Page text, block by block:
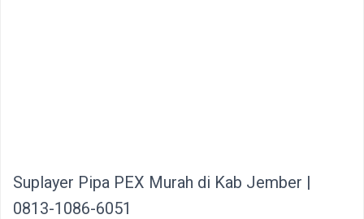
Suplayer Pipa PEX Murah di Kab Jember |
0813-1086-6051